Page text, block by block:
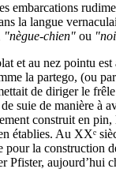
embarcations
la langue
"nègue-chien" ou
et au nez pointu est
la partego, (ou
de diriger le
suie de manière à
construit en pin,
établies. Au XXᵉ
pour la construction
Pfister, aujourd’hui